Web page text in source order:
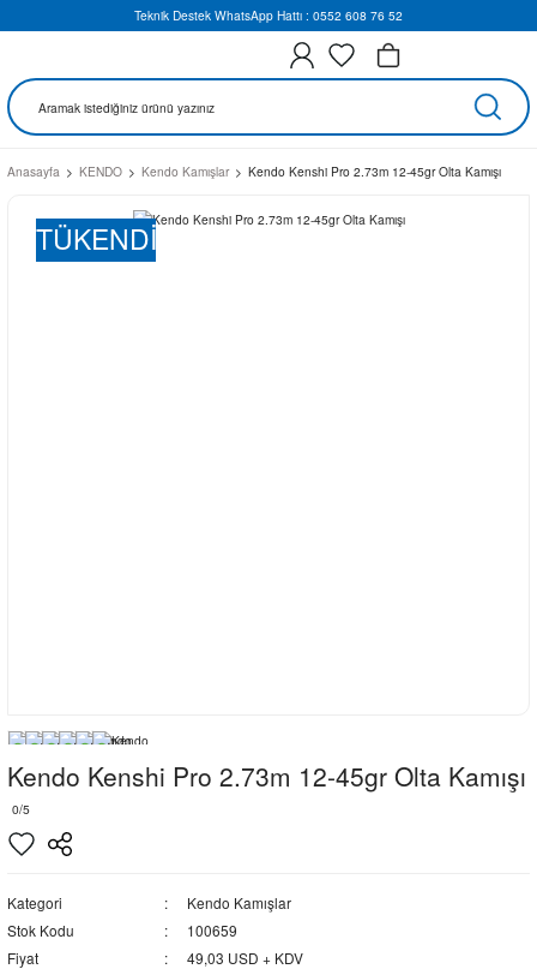
Teknik Destek WhatsApp Hattı : 0552 608 76 52
Anasayfa KENDO Kendo Kamışlar Kendo Kenshi Pro 2.73m 12-45gr Olta Kamışı
TÜKENDİ
Kendo Kenshi Pro 2.73m 12-45gr Olta Kamışı
0/5
Kategori
Kendo Kamışlar
Stok Kodu
100659
Fiyat
49,03 USD + KDV